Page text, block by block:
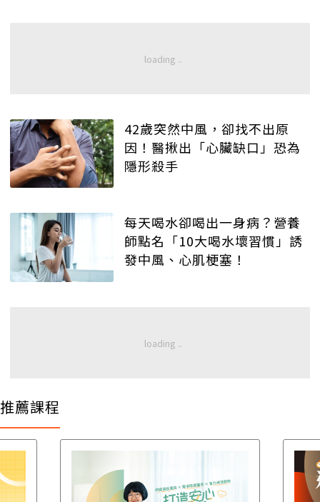
42歲突然中風，卻找不出原
因！醫揪出「心臟缺口」恐為
隱形殺手
每天喝水卻喝出一身病？營養
師點名「10大喝水壞習慣」誘
發中風、心肌梗塞！
推薦課程